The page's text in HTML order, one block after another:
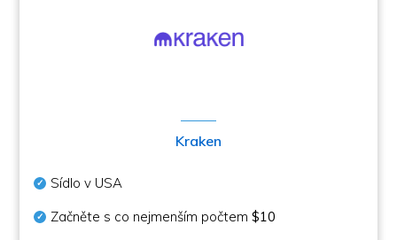
Kraken
Sídlo v USA
Začněte s co nejmenším počtem$10